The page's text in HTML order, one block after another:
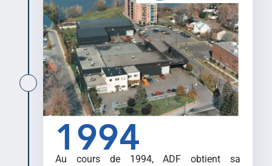
1994
Au cours de 1994, ADF obtient sa